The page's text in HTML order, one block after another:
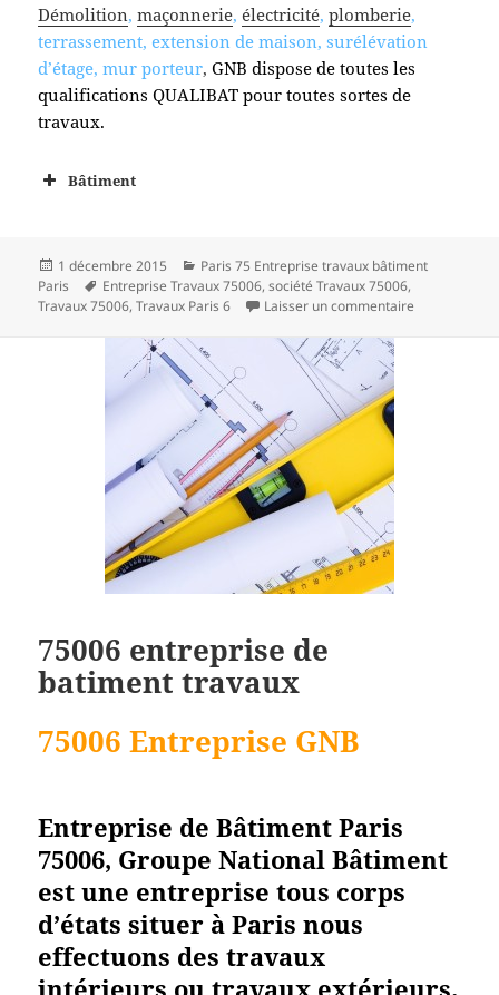
Démolition,maçonnerie,électricité,plomberie,
terrassement, extension de maison, surélévation
d’étage, mur porteur,GNB dispose de toutes les
qualifications QUALIBAT pour toutes sortes de
travaux.
Bâtiment
Publié
le
1 décembre 2015 Catégories
Paris 75 Entreprise travaux bâtiment
Paris
Mots-
clés
Entreprise Travaux 75006,société Travaux 75006,
Travaux 75006,Travaux Paris 6 Laisser un commentaire
75006 entreprise de
batiment travaux
75006 Entreprise GNB
Entreprise de Bâtiment Paris
75006, Groupe National Bâtiment
est une entreprise tous corps
d’états situer à Paris nous
effectuons des travaux
intérieurs ou travaux extérieurs.